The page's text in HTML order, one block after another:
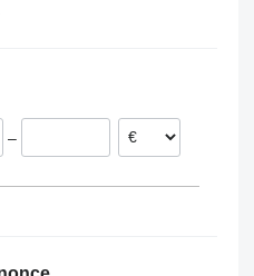
Bas
Allemagne
–